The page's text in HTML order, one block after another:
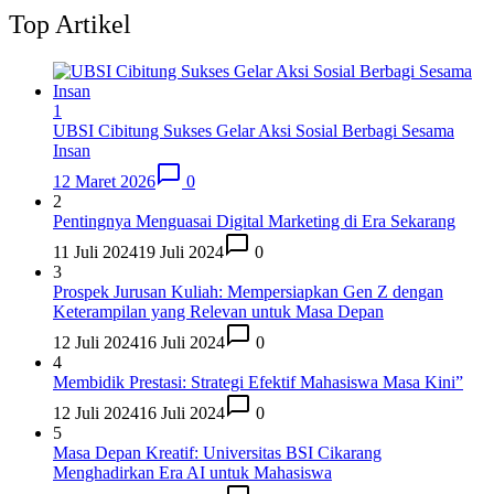
Top Artikel
1
UBSI Cibitung Sukses Gelar Aksi Sosial Berbagi Sesama
Insan
12 Maret 2026
0
2
Pentingnya Menguasai Digital Marketing di Era Sekarang
11 Juli 202419 Juli 2024
0
3
Prospek Jurusan Kuliah: Mempersiapkan Gen Z dengan
Keterampilan yang Relevan untuk Masa Depan
12 Juli 202416 Juli 2024
0
4
Membidik Prestasi: Strategi Efektif Mahasiswa Masa Kini”
12 Juli 202416 Juli 2024
0
5
Masa Depan Kreatif: Universitas BSI Cikarang
Menghadirkan Era AI untuk Mahasiswa